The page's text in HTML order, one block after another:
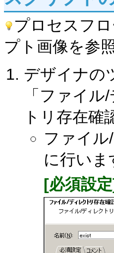
プロセスフロ
プト画像を参
デザイナの
「ファイ
トリ存在
ファイ
に行いま
[必須設